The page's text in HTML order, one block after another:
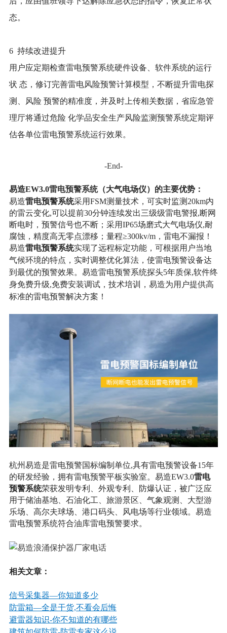
态。
6 持续改进提升
用户应定期检查雷电预警系统硬件设备、软件系统的运行
状 态，修订完善雷电风险预警计算模型，不断提升雷电探
测、风险 预警的精准度，并及时上传相关数据，省应急管
理厅将通过危险 化学品安全生产风险监测预警系统定期评
估各单位雷电预警系统运行效果。
-End-
易造EW3.0雷电预警系统（大气电场仪） 的主要优势：
易造雷电预警系统采用FSM测量技术，可实时监测20km内
的雷云变化,可以提前30分钟连续发出三级级雷电警报,断网
断电时，预警信号也不断；采用IP65场磨式大气电场仪,耐
腐蚀，精度高无零点漂移；量程≥300kv/m，雷电不漏报！
易造雷电预警系统实现了远程标定功能，可根据用户当地
气候环境的特点，实时调整优化算法，使雷电预警设备达
到最优的预警效果。易造雷电预警系统探头5年质保,软件终
身免费升级,免费安装调试，技术培训，易造为用户提供高
标准的雷电预警解决方案！
杭州易造是雷电预警国标编制单位,具有雷电预警设备15年
的研发经验，拥有雷电预警平板实验室。易造EW3.0雷电
预警系统荣获发明专利、外观专利、防爆认证，被广泛应
用于储油基地、石油化工、旅游景区、气象观测、大型游
乐场、高尔夫球场、港口码头、风电场等行业领域。易造
雷电预警系统符合油库雷电预警要求。
相关文章：
信号采集器—你知道多少
防雷箱—全是干货,不看会后悔
避雷器知识-你不知道的有哪些